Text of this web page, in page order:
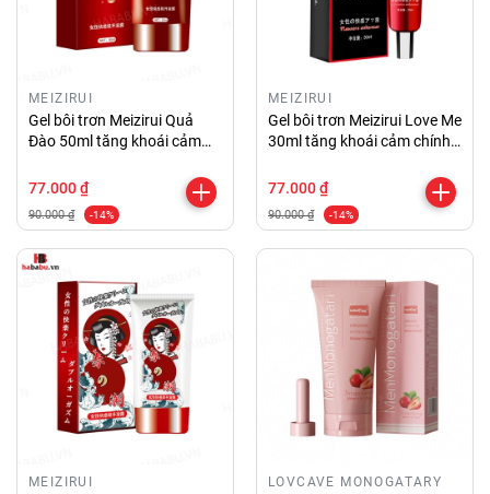
MEIZIRUI
Gel bôi trơn Meizirui Quả
Đào 50ml tăng khoái cảm
77.000 ₫
90.000 ₫ -14%
MEIZIRUI
Gel bôi trơn Meizirui Love Me
30ml tăng khoái cảm chính
77.000 ₫
90.000 ₫ -14%
MEIZIRUI LOVCAVE MONOGATARY